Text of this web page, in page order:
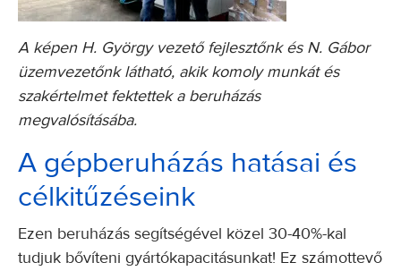
A képen H. György vezető fejlesztőnk és N. Gábor
üzemvezetőnk látható, akik komoly munkát és
szakértelmet fektettek a beruházás
megvalósításába.
A gépberuházás hatásai és
célkitűzéseink
Ezen beruházás segítségével közel 30-40%-kal
tudjuk bővíteni gyártókapacitásunkat! Ez számottevő